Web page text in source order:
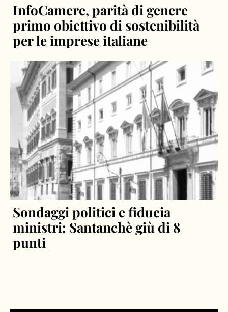
InfoCamere, parità di genere
primo obiettivo di sostenibilità
per le imprese italiane
Sondaggi politici e fiducia
ministri: Santanchè giù di 8
punti